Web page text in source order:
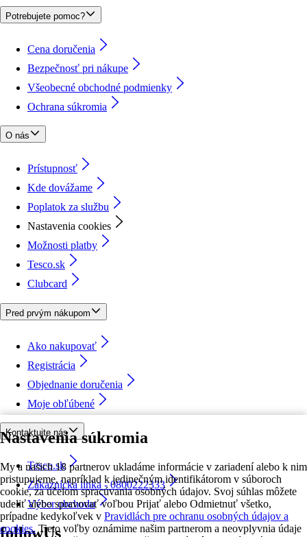
Nastavenia súkromia
My a našich 18 partnerov ukladáme informácie v zariadení alebo k nim
pristupujeme, napríklad k jedinečným identifikátorom v súboroch
cookie, za účelom spracúvania osobných údajov. Svoj súhlas môžete
udeliť alebo spravovať voľbou Prijať alebo Odmietnuť všetko,
prípadne kedykoľvek v Pravidlách pre ochranu osobných údajov a
cookies. Tieto voľby oznámime našim partnerom a neovplyvnia údaje
Potrebujete pomoc?
Cena doručenia
Bezpečnosť pri nákupe
Všeobecné obchodné podmienky
Ochrana súkromia
O nás
Prístupnosť
Kde dovážame
Poplatok za službu
Nastavenia cookies
Možnosti platby
Tesco.sk
Clubcard
Pred prvým nákupom
Ako nakupovať
Registrácia
Objednanie doručenia
Moje obľúbené
Kontaktujte nás
Tesco.sk
Zákaznícka linka - 0800222333
Výber obchodu
followUs